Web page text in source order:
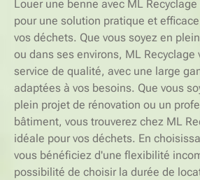
Louer une benne avec ML
pour une solution pratique et
vos déchets. Que vous soyez en
ou dans ses environs, ML Recyclage
service de qualité, avec une large
adaptées à vos besoins. Que vous
plein projet de rénovation ou un
bâtiment, vous trouverez chez ML
idéale pour vos déchets. En
vous bénéficiez d'une flexibilité
possibilité de choisir la durée de